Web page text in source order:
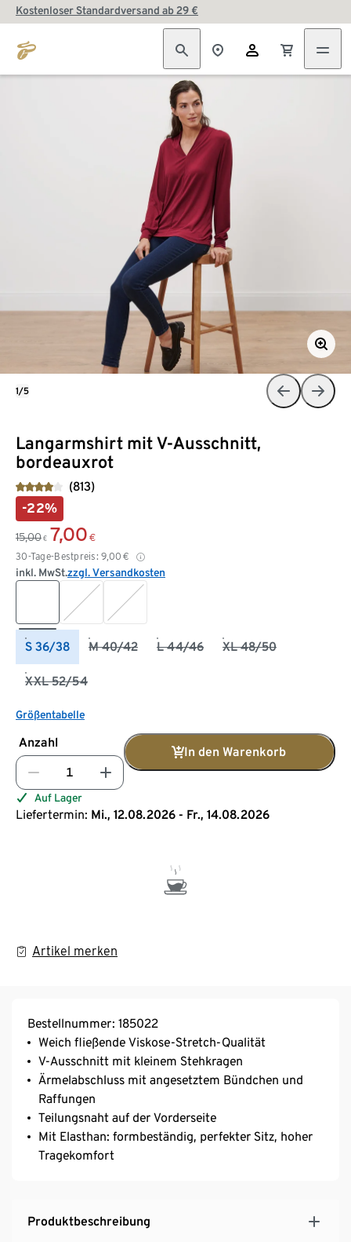
Kostenloser Standardversand ab 29 €
Langarmshirt mit V-Ausschnitt,
bordeauxrot
(813)
-22%
15,00 € 7,00 €
30-Tage-Bestpreis: 9,00 €
inkl. MwSt.zzgl. Versandkosten
S 36/38 M 40/42 L 44/46 XL 48/50
XXL 52/54
Größentabelle
Anzahl
In den Warenkorb
Auf Lager
Liefertermin: Mi., 12.08.2026 - Fr., 14.08.2026
Artikel merken
1/5
Bestellnummer: 185022
Weich fließende Viskose-Stretch-Qualität
V-Ausschnitt mit kleinem Stehkragen
Ärmelabschluss mit angesetztem Bündchen und
Raffungen
Teilungsnaht auf der Vorderseite
Mit Elasthan: formbeständig, perfekter Sitz, hoher
Tragekomfort
Produktbeschreibung